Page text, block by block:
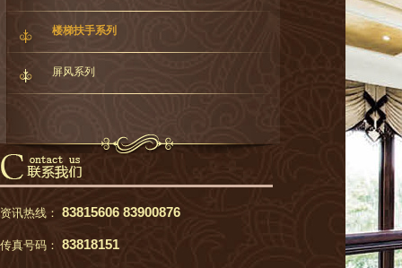
楼梯扶手系列
屏风系列
资讯热线： 83815606 83900876
传真号码： 83818151